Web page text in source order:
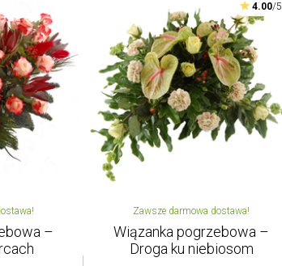
–
4.00/5
Zawsze darmowa dostawa!
Wiązanka pogrzebowa –
Droga ku niebiosom